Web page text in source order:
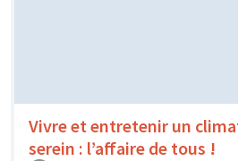
Vivre et entretenir un
serein : l’affaire de tous !